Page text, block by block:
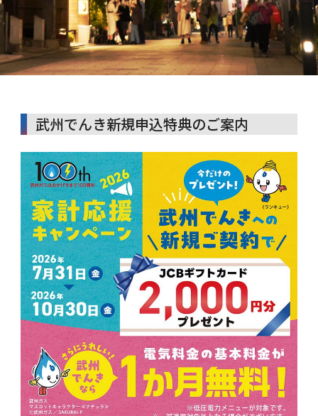
武州でんき新規申込特典のご案内